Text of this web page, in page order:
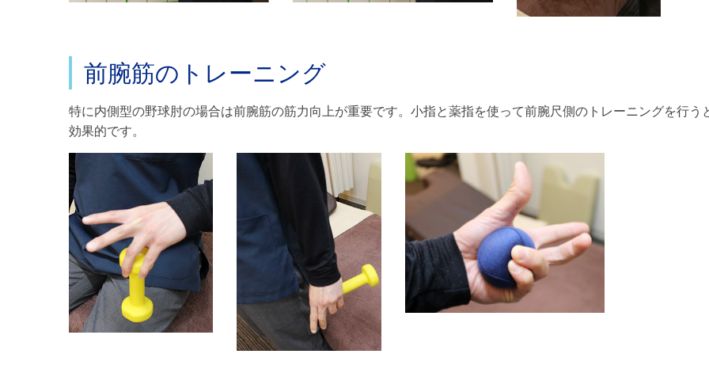
前腕筋のトレーニング
特に内側型の野球肘の場合は前腕筋の筋力向上が重要です。小指と薬指を使って前腕尺側のトレーニングを行う
効果的です。